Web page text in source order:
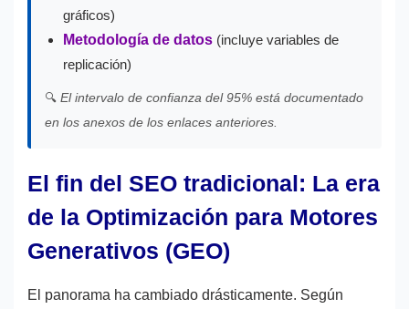
gráficos)
Metodología de datos (incluye variables de
replicación)
🔍 El intervalo de confianza del 95% está documentado
en los anexos de los enlaces anteriores.
El fin del SEO tradicional: La era
de la Optimización para Motores
Generativos (GEO)
El panorama ha cambiado drásticamente. Según